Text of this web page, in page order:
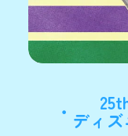
ディ